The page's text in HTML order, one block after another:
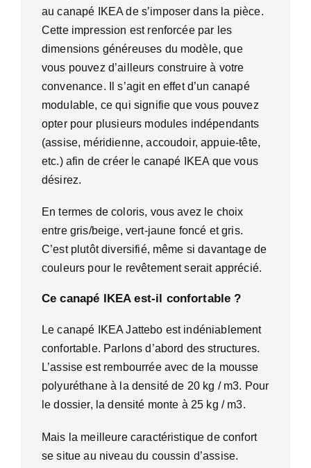
au canapé IKEA de s’imposer dans la pièce.
Cette impression est renforcée par les
dimensions généreuses du modèle, que
vous pouvez d’ailleurs construire à votre
convenance. Il s’agit en effet d’un canapé
modulable, ce qui signifie que vous pouvez
opter pour plusieurs modules indépendants
(assise, méridienne, accoudoir, appuie-tête,
etc.) afin de créer le canapé IKEA que vous
désirez.
En termes de coloris, vous avez le choix
entre gris/beige, vert-jaune foncé et gris.
C’est plutôt diversifié, même si davantage de
couleurs pour le revêtement serait apprécié.
Ce canapé IKEA est-il confortable ?
Le canapé IKEA Jattebo est indéniablement
confortable. Parlons d’abord des structures.
L’assise est rembourrée avec de la mousse
polyuréthane à la densité de 20 kg / m3. Pour
le dossier, la densité monte à 25 kg / m3.
Mais la meilleure caractéristique de confort
se situe au niveau du coussin d’assise.